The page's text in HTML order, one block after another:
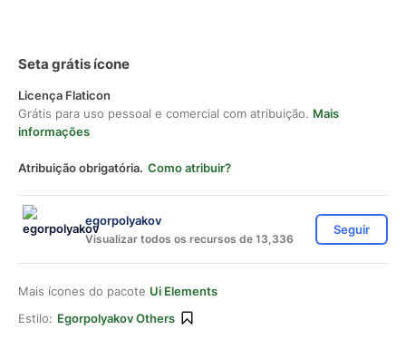
Seta grátis ícone
Licença Flaticon
Grátis para uso pessoal e comercial com atribuição. Mais
informações
Atribuição obrigatória. Como atribuir?
egorpolyakov
Visualizar todos os recursos de 13,336
Seguir
Mais ícones do pacote Ui Elements
Estilo: Egorpolyakov Others